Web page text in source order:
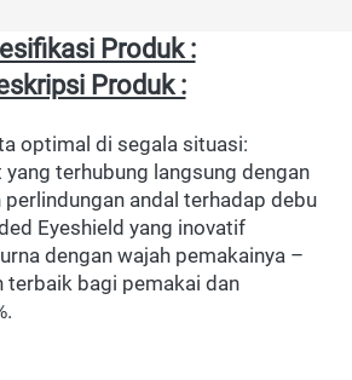
Produk :
Produk :
optimal di segala situasi:
terhubung langsung dengan
andal terhadap debu
Eyeshield yang inovatif
dengan wajah pemakainya –
terbaik bagi pemakai dan